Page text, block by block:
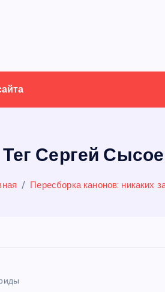
Тег Сергей
Пересборка канонов: никаких